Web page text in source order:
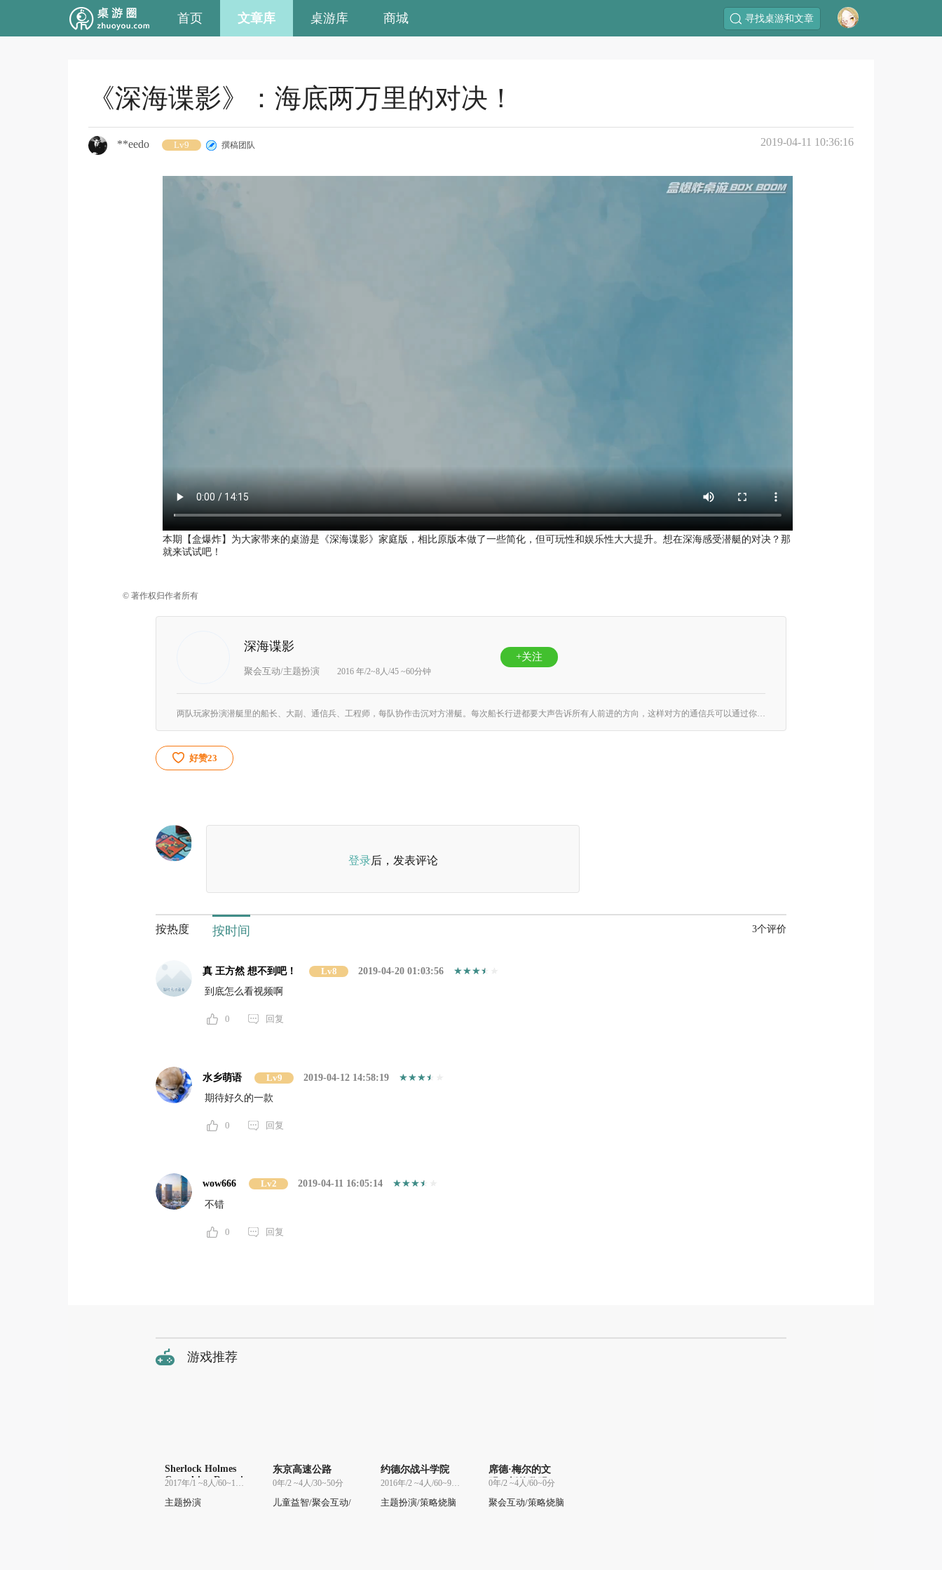
首页 文章库 桌游库 商城 寻找桌游和文章
《深海谍影》：海底两万里的对决！
**eedo Lv9 撰稿团队 2019-04-11 10:36:16
本期【盒爆炸】为大家带来的桌游是《深海谍影》家庭版，相比原版本做了一些简化，但可玩性和娱乐性大大提升。想在深海感受潜艇的对决？那
就来试试吧！
© 著作权归作者所有
深海谍影
聚会互动/主题扮演 2016 年/2~8人/45 ~60分钟
+关注
好赞23
登录后，发表评论
按热度 按时间 3个评价
真 王方然 想不到吧！ Lv8
2019-04-20 01:03:56
到底怎么看视频啊
0 回复
水乡萌语 Lv9
2019-04-12 14:58:19
期待好久的一款
0 回复
wow666 Lv2
2019-04-11 16:05:14
不错
0 回复
游戏推荐
Sherlock Holmes
Consulting Detecti
r & West End Adv
2017年/1 ~8人/60~120分
主题扮演
东京高速公路
0年/2 ~4人/30~50分
儿童益智/聚会互动/
约德尔战斗学院
2016年/2 ~4人/60~90分
主题扮演/策略烧脑
席德·梅尔的文
明：新的黎明
0年/2 ~4人/60~0分
聚会互动/策略烧脑